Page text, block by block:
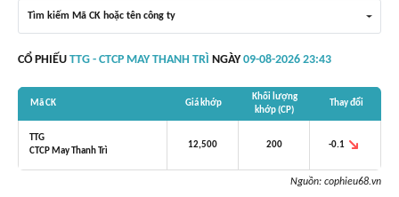
Tìm kiếm Mã CK hoặc tên công ty
CỔ PHIẾU TTG - CTCP MAY THANH TRÌ NGÀY 09-08-2026 23:43
Mã CK Giá khớp
Khối lượng
khớp (CP)
Thay đổi
TTG
CTCP May Thanh Trì
12,500 200 -0.1
Nguồn: cophieu68.vn